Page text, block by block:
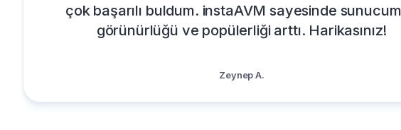
şekilde arttı. Hizmet hızlı, kaliteli ve tam olarak vaat
gibi. Çok memnunum!
Emre T.